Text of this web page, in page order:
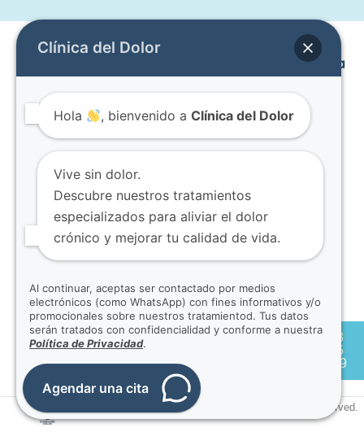
m
Equipo
Contacto
Términos y
condiciones
Páginas
Articular
Infiltraciones
Dolor en
Columna
Edificio
CITIMED.
Piso 8,
Ecuador
098 905
Haga una
cita
Obtener un
diagnóstico
preciso
puede ser
impactantes
098
905
2119
Clínica del Dolor Copyright © 2020. All rights reserved.
Clínica del Dolor
Hola , bienvenido aClínica del Dolor
Vive sin dolor.
Descubre nuestros tratamientos
especializados para aliviar el dolor
crónico y mejorar tu calidad de vida.
Al continuar, aceptas ser contactado por medios
electrónicos (como WhatsApp) con fines informativos y/o
promocionales sobre nuestros tratamientod. Tus datos
serán tratados con confidencialidad y conforme a nuestra
Política de Privacidad.
Agendar una cita